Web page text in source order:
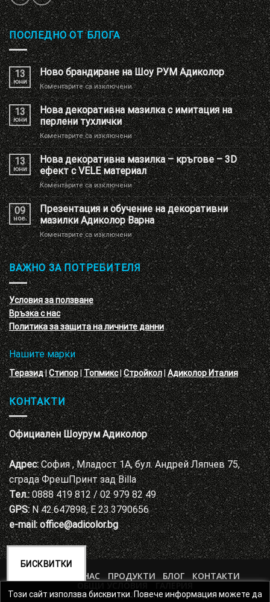
ПОСЛЕДНО ОТ БЛОГА
13
юни
Ново брандиране на Шоу РУМ Адиколор
Коментарите са изключениза
Ново
брандиране
на
Шоу
РУМ
Адиколор
13
юни
Нова декоративна мазилка с имитация на
перлени тухлички
Коментарите са изключениза
Нова
декоративна
мазилка
с
имитация
на
перлени
тухлички
13
юни
Нова декоративна мазилка – кръгове – 3D
ефект с VELE материал
Коментарите са изключениза
Нова
декоративна
мазилка
–
кръгове
–
3D
ефект
с
VELE
материал
09
ное.
Презентация и обучение на декоративни
мазилки Адиколор Варна
Коментарите са изключениза
Презентация
и
обучение
на
декоративни
мазилки
Адиколор
Варна
ВАЖНО ЗА ПОТРЕБИТЕЛЯ
Условия за ползване
Връзка с нас
Политика за защита на личните данни
Нашите марки
Теразид|Стипор|Топмикс|Стройкол|Адиколор Италия
КОНТАКТИ
Официален Шоурум Адиколор
Адрес:София , Младост 1А, бул. Андрей Ляпчев 75,
сграда ФрешПринт зад Billa
Тел.:0888 419 812 / 02 979 82 49
GPS:N 42.647898, E 23.3790656
e-mail: office@adicolor.bg
ЗА НАС ПРОДУКТИ БЛОГ
КОНТАКТИ
ПОЛИТИКА ЗА ЗАЩИТА НА ЛИЧНИТЕ ДАННИ
БИСКВИТКИ
Този сайт използва бисквитки. Повече информация можете да